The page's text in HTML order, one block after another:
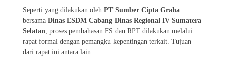
Seperti yang dilakukan oleh PT Sumber Cipta Graha
bersama Dinas ESDM Cabang Dinas Regional IV Sumatera
Selatan , proses pembahasan FS dan RPT dilakukan melalui
rapat formal dengan pemangku kepentingan terkait. Tujuan
dari rapat ini antara lain: